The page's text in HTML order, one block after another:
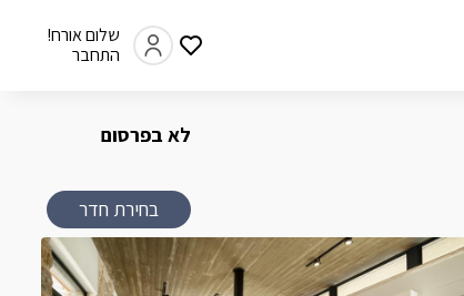
שלום אורח!
התחבר
לא בפרסום
בחירת חדר